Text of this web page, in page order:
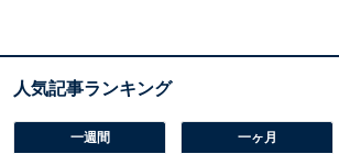
一週間 一ヶ月